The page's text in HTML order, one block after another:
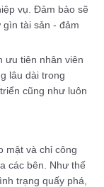
vụ. Đảm bảo sẽ
tài sản - đảm
ưu tiên nhân viên
lâu dài trong
cũng như luôn
mật và chỉ công
các bên. Như thế
trạng quấy phá,